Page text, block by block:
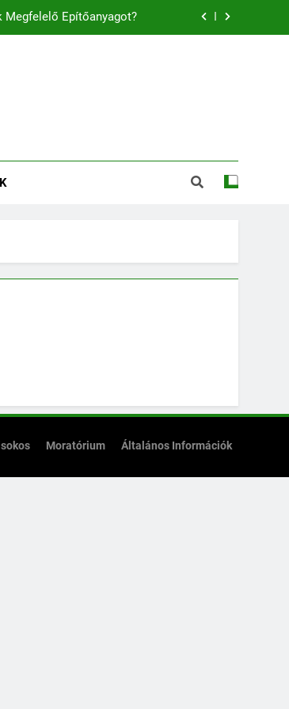
Megfelelő Építőanyagot?
a munkabérünk – jövedelemigazolás viszont szükséges
vagyunk 2023-ban?
Moratórium Általános Információk